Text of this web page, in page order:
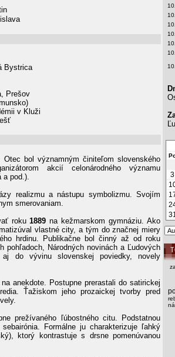
Bystrica
Prešov
v Kluži
Otec bol významným činiteľom slovenského
akcií celonárodného významu
a pod.).
realizmu a nástupu symbolizmu. Svojím
smerovaniam.
roku1889 na kežmarskom gymnáziu. Ako
vlastné city, a tým do značnej miery
hrdinu. Publikačne bol činný až od roku
pohľadoch, Národných novinách a Ľudových
aj do vývinu slovenskej poviedky, novely
anekdote. Postupne prerastali do satirickej
Ťažiskom jeho prozaickej tvorby pred
prežívaného ľúbostného citu. Podstatnou
Formálne ju charakterizuje ľahký
ktorý kontrastuje s drsne pomenúvanou
3
za